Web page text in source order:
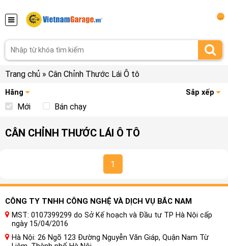
Trang chủ » Cân Chỉnh Thước Lái Ô tô
Hãng Sắp xếp
Mới Bán chạy
CÂN CHỈNH THƯỚC LÁI Ô TÔ
1
CÔNG TY TNHH CÔNG NGHỆ VÀ DỊCH VỤ BẮC NAM
MST: 0107399299 do Sở Kế hoạch và Đầu tư TP Hà Nội cấp
ngày 15/04/2016
Hà Nội: 26 Ngõ 123 Đường Nguyễn Văn Giáp, Quận Nam Từ